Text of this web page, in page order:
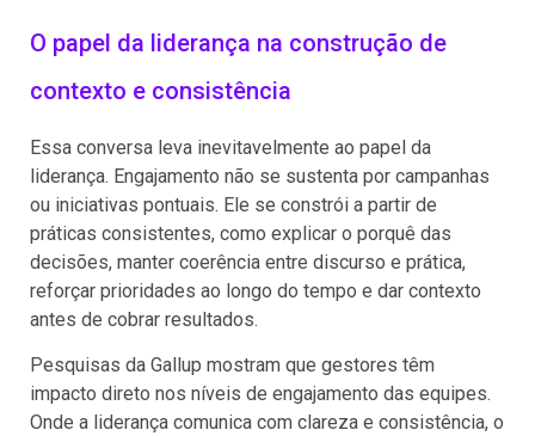
O papel da liderança na construção de
contexto e consistência
Essa conversa leva inevitavelmente ao papel da
liderança. Engajamento não se sustenta por campanhas
ou iniciativas pontuais. Ele se constrói a partir de
práticas consistentes, como explicar o porquê das
decisões, manter coerência entre discurso e prática,
reforçar prioridades ao longo do tempo e dar contexto
antes de cobrar resultados.
Pesquisas da Gallup mostram que gestores têm
impacto direto nos níveis de engajamento das equipes.
Onde a liderança comunica com clareza e consistência, o